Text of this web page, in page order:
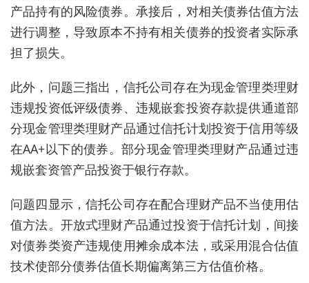
产品持有的风险债券。承接后，对相关债券估值方法
进行调整，导致原本不持有相关债券的投资者实际承
担了损失。
此外，问题三指出，信托公司存在为现金管理类理财
违规投资低评级债券、违规嵌套投资存款提供通道部
分现金管理类理财产品通过信托计划投资于信用等级
在AA+以下的债券。部分现金管理类理财产品通过违
规嵌套资管产品投资于银行存款。
问题四显示，信托公司存在配合理财产品不当使用估
值方法。开放式理财产品通过投资于信托计划，间接
对债券类资产违规使用摊余成本法，或采用混合估值
技术使部分债券估值长期偏离第三方估值价格。